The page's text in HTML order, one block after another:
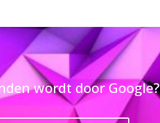
wordt door Google?